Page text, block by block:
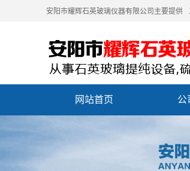
安阳市耀辉石英玻璃仪器有限公司主要提供
网站首页 公